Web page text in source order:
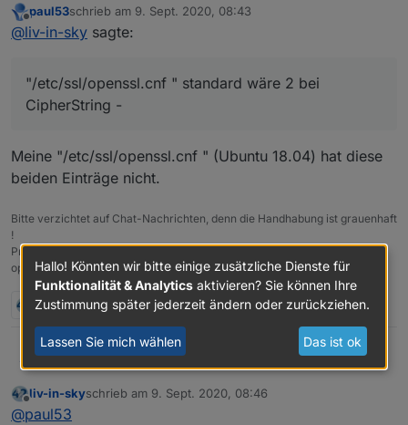
@jackblackson(ist kein problem der seite)
für weitere sicherheits-relevante kommunikation hat
eine stufe tiefer - letzte zeile in "/etc/ssl/openssl.cnf
"
standard wäre 2 bei CipherString -
@Thomas-Braunhast du da ahnung davon, ob das
ok ist ? das level runterzusetzen
PS: es braucht einen restart des iobroker servers
Offline
paul53schrieb am 9. Sept. 2020, 08:43
zuletzt editiert von
@liv-in-sky sagte:
"/etc/ssl/openssl.cnf " standard wäre 2 bei
CipherString -
Meine "/etc/ssl/openssl.cnf " (Ubuntu 18.04) hat diese
beiden Einträge nicht.
Bitte verzichtet auf Chat-Nachrichten, denn die Handhabung ist grauenhaft
!
Produktiv: Asus PN 42 / N100 / 8 GB / 500 GB; Proxmox mit 2 VM (iob /
openCCU)
2 Antworten 0
Offline
liv-in-skyschrieb am 9. Sept. 2020, 08:46
zuletzt editiert von
@paul53
Hallo! Könnten wir bitte einige zusätzliche Dienste für
Funktionalität & Analytics aktivieren? Sie können Ihre
Zustimmung später jederzeit ändern oder zurückziehen.
Lassen Sie mich wählen Das ist ok